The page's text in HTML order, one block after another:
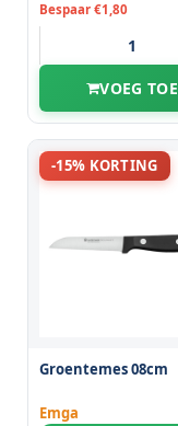
Bespaar €1,80
VOEG TOE
-15% KORTING
Groentemes 08cm
Emga